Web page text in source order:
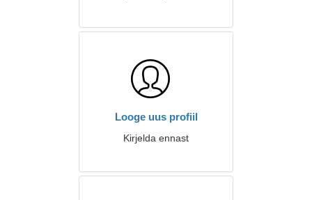
Looge uus profiil
Kirjelda ennast